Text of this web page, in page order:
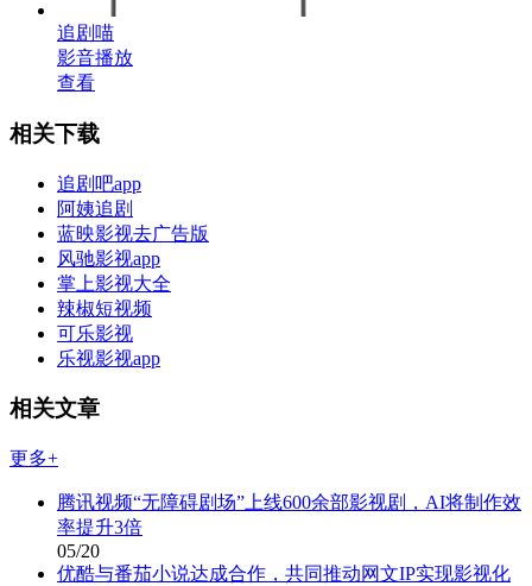
追剧喵
影音播放
查看
相关下载
追剧吧app
阿姨追剧
蓝映影视去广告版
风驰影视app
掌上影视大全
辣椒短视频
可乐影视
乐视影视app
相关文章
更多+
腾讯视频“无障碍剧场”上线600余部影视剧，AI将制作效
率提升3倍
05/20
优酷与番茄小说达成合作，共同推动网文IP实现影视化